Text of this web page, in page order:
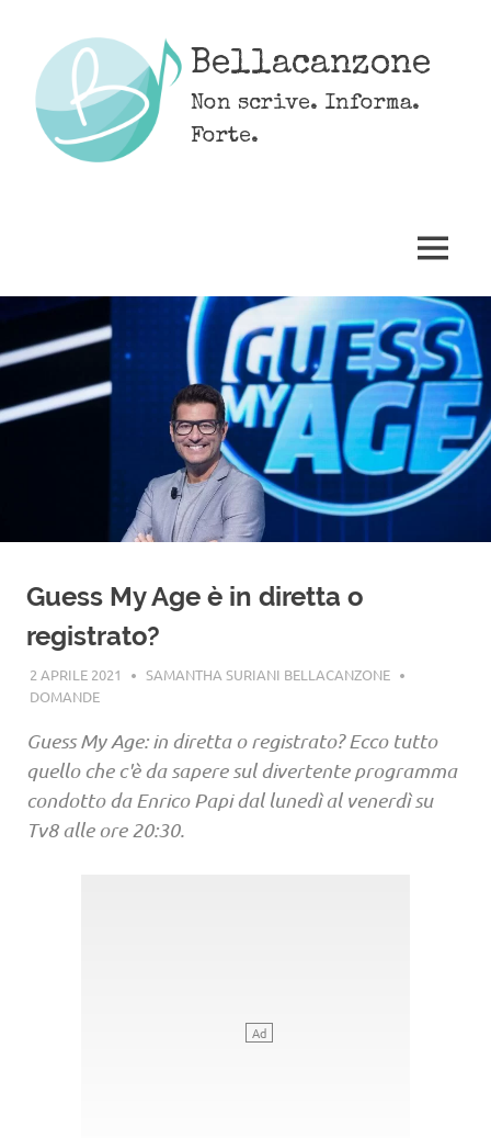
content
Bellacanzone
Non scrive. Informa.
Forte.
MENU
Guess My Age è in diretta o
registrato?
2 APRILE 2021
SAMANTHA SURIANI BELLACANZONE
DOMANDE
Guess My Age: in diretta o registrato? Ecco tutto
quello che c'è da sapere sul divertente programma
condotto da Enrico Papi dal lunedì al venerdì su
Tv8 alle ore 20:30.